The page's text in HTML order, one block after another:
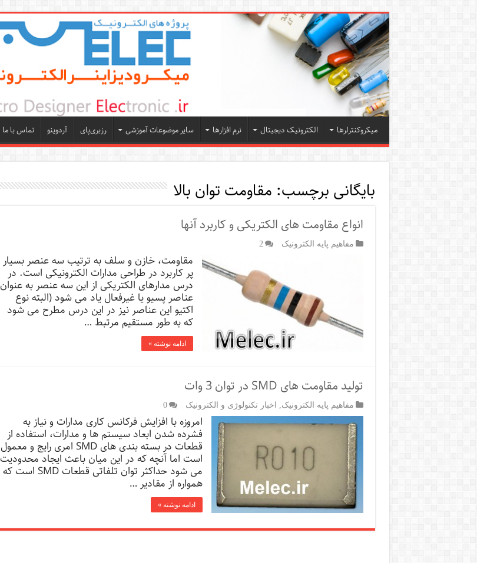
میکروکنترلرها الکترونیک دیجیتال نرم افزارها سایر موضوعات آموزشی رزبری‌پای آردوینو تماس با ما
بایگانی برچسب: مقاومت توان بالا
انواع مقاومت های الکتریکی و کاربرد آنها
مفاهیم پایه الکترونیک 2
مقاومت، خازن و سلف به ترتیب سه عنصر بسیار
پر کاربرد در طراحی مدارات الکترونیکی است. در
درس مدارهای الکتریکی از این سه عنصر به عنوان
عناصر پسیو یا غیرفعال یاد می شود (البته نوع
اکتیو این عناصر نیز در این درس مطرح می شود
که به طور مستقیم مرتبط …
ادامه نوشته »
تولید مقاومت های SMD در توان 3 وات
مفاهیم پایه الکترونیک اخبار تکنولوژی و الکترونیک 0
امروزه با افزایش فرکانس کاری مدارات و نیاز به
فشرده شدن ابعاد سیستم ها و مدارات، استفاده از
قطعات در بسته بندی های SMD امری رایج و معمول
است اما آنچه که در این میان باعث ایجاد محدودیت
می شود حداکثر توان تلفاتی قطعات SMD است که
همواره از مقادیر …
ادامه نوشته »